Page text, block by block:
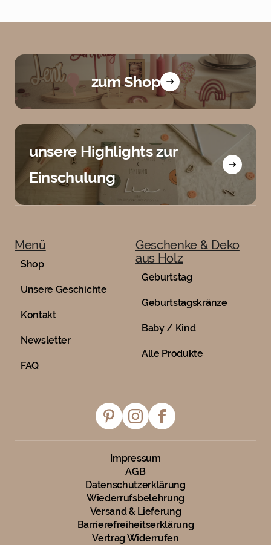
zum Shop
unsere Highlights zur
Einschulung
Menü
Shop
Unsere Geschichte
Kontakt
Newsletter
FAQ
Geschenke & Deko
aus Holz
Geburtstag
Geburtstagskränze
Baby / Kind
Alle Produkte
Impressum
AGB
Datenschutzerklärung
Wiederrufsbelehrung
Versand & Lieferung
Barrierefreiheitserklärung
Vertrag Widerrufen